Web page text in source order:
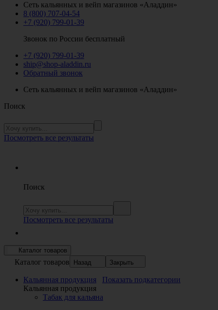
Сеть кальянных и вейп магазинов «Аладдин»
8 (800) 707-04-54
+7 (920) 799-01-39
Звонок по России бесплатный
+7 (920) 799-01-39
ship@shop-aladdin.ru
Обратный звонок
Сеть кальянных и вейп магазинов «Аладдин»
Поиск
Посмотреть все результаты
Поиск
Посмотреть все результаты
Каталог товаров
Каталог товаров Назад Закрыть
Кальянная продукция
Показать подкатегории
Кальянная продукция
Табак для кальяна